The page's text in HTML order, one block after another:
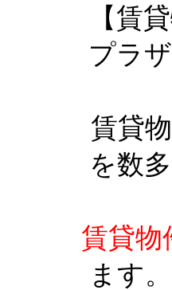
【賃
プラ
賃貸
を数
賃貸物
ます